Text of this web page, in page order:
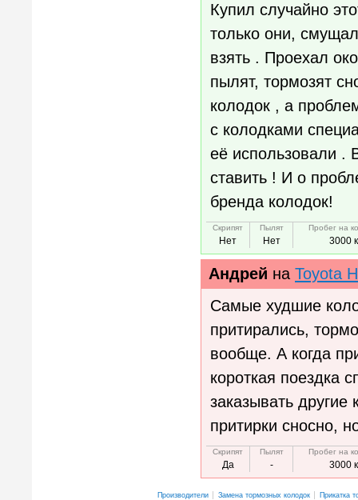
Купил случайно
только они,
взять . Проехал
пылят, тормозят
колодок , а
с колодками
её использовали .
ставить ! И о
бренда колодок!
Скрипят
Нет
Пылят
Нет
Пробег на
3000
Андрей на Toyota
Самые худшие
притирались,
вообще. А когда
короткая поездка
заказывать
притирки сносно,
Скрипят
Да
Пылят
-
Пробег на
3000
Производители Замена тормозных колодок Прикатка